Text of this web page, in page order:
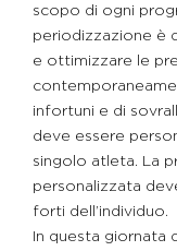
scopo di ogni
periodizzazione è
e ottimizzare le
infortuni e di
deve essere
singolo atleta. La
personalizzata
forti dell’individuo.
In questa giornata